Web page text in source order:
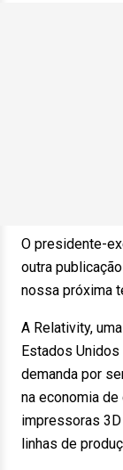
O presidente-
outra
nossa próxima
A Relativity,
Estados
demanda por
na economia
impressoras
linhas de